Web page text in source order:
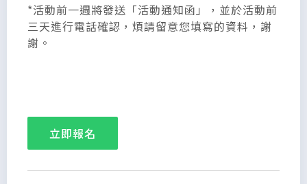
*活動前一週將發送「活動通知函」，並於活動前
三天進行電話確認，煩請留意您填寫的資料，謝
謝。
立即報名